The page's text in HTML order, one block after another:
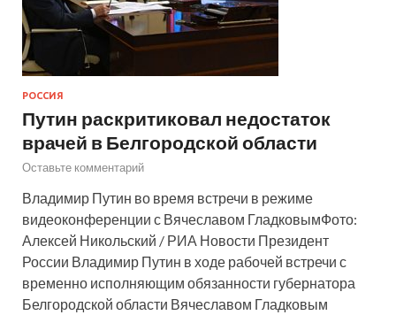
РОССИЯ
Путин раскритиковал недостаток
врачей в Белгородской области
Оставьте комментарий
Владимир Путин во время встречи в режиме
видеоконференции с Вячеславом ГладковымФото:
Алексей Никольский / РИА Новости Президент
России Владимир Путин в ходе рабочей встречи с
временно исполняющим обязанности губернатора
Белгородской области Вячеславом Гладковым